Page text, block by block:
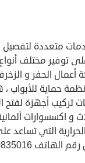
متعددة لتفصيل و
توفير مختلف
الحفر و
حماية للأبواب
تركيب أجهزة لفتح
اكسسوارات
التي تساعد
0550835016 .